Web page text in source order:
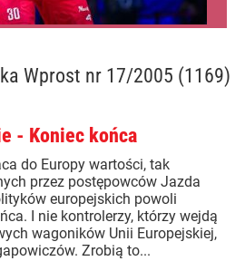
Wprost nr 17/2005 (1169)
- Koniec końca
do Europy wartości, tak
przez postępowców Jazda
europejskich powoli
I nie kontrolerzy, którzy wejdą
wagoników Unii Europejskiej,
Zrobią to...